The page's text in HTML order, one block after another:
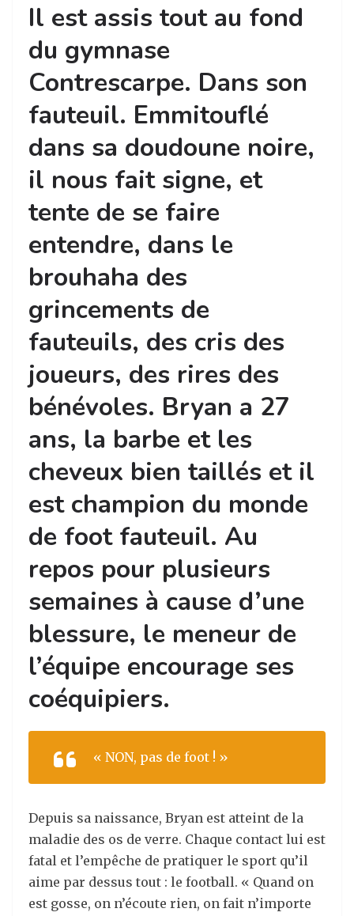
Il est assis tout au fond
du gymnase
Contrescarpe. Dans son
fauteuil. Emmitouflé
dans sa doudoune noire,
il nous fait signe, et
tente de se faire
entendre, dans le
brouhaha des
grincements de
fauteuils, des cris des
joueurs, des rires des
bénévoles. Bryan a 27
ans, la barbe et les
cheveux bien taillés et il
est champion du monde
de foot fauteuil. Au
repos pour plusieurs
semaines à cause d’une
blessure, le meneur de
l’équipe encourage ses
coéquipiers.
« NON, pas de foot ! »
Depuis sa naissance, Bryan est atteint de la
maladie des os de verre. Chaque contact lui est
fatal et l’empêche de pratiquer le sport qu’il
aime par dessus tout : le football. « Quand on
est gosse, on n’écoute rien, on fait n’importe